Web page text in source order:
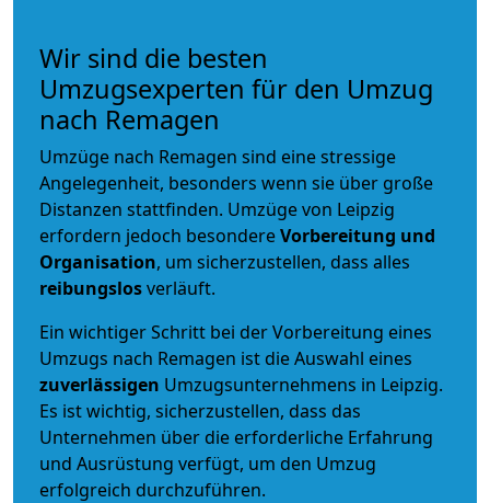
Wir sind die besten
Umzugsexperten für den Umzug
nach Remagen
Umzüge nach Remagen sind eine stressige
Angelegenheit, besonders wenn sie über große
Distanzen stattfinden. Umzüge von Leipzig
erfordern jedoch besondereVorbereitung und
Organisation, um sicherzustellen, dass alles
reibungslosverläuft.
Ein wichtiger Schritt bei der Vorbereitung eines
Umzugs nach Remagen ist die Auswahl eines
zuverlässigen Umzugsunternehmens in Leipzig.
Es ist wichtig, sicherzustellen, dass das
Unternehmen über die erforderliche Erfahrung
und Ausrüstung verfügt, um den Umzug
erfolgreich durchzuführen.